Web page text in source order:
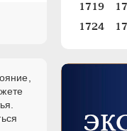
1719
1724